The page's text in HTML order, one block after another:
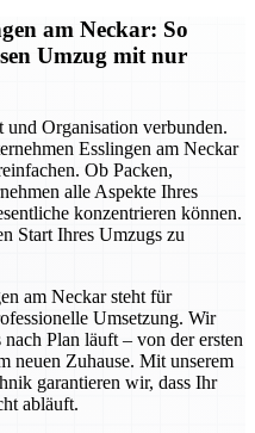
am Neckar: So
Umzug mit nur
Organisation verbunden.
Esslingen am Neckar
Ob Packen,
alle Aspekte Ihres
konzentrieren können.
Start Ihres Umzugs zu
am Neckar steht für
Umsetzung. Wir
Plan läuft – von der ersten
neuen Zuhause. Mit unserem
garantieren wir, dass Ihr
abläuft.